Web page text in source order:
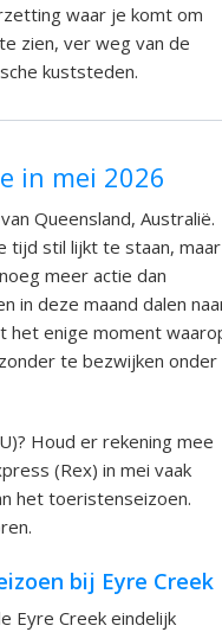
waar je komt om
zien, ver weg van de
kuststeden.
in mei 2026
Queensland, Australië.
tijd stil lijkt te staan, maar
meer actie dan
in deze maand dalen
het enige moment
te bezwijken onder
Houd er rekening mee
(Rex) in mei vaak
het toeristenseizoen.
bij Eyre Creek
Eyre Creek eindelijk